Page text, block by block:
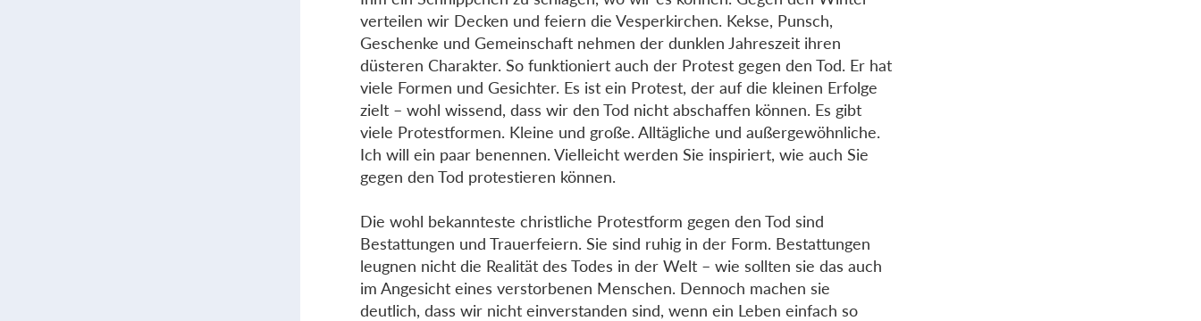
verteilen wir Decken und feiern die Vesperkirchen. Kekse, Punsch,
Geschenke und Gemeinschaft nehmen der dunklen Jahreszeit ihren
düsteren Charakter. So funktioniert auch der Protest gegen den Tod. Er hat
viele Formen und Gesichter. Es ist ein Protest, der auf die kleinen Erfolge
zielt – wohl wissend, dass wir den Tod nicht abschaffen können. Es gibt
viele Protestformen. Kleine und große. Alltägliche und außergewöhnliche.
Ich will ein paar benennen. Vielleicht werden Sie inspiriert, wie auch Sie
gegen den Tod protestieren können.
Die wohl bekannteste christliche Protestform gegen den Tod sind
Bestattungen und Trauerfeiern. Sie sind ruhig in der Form. Bestattungen
leugnen nicht die Realität des Todes in der Welt – wie sollten sie das auch
im Angesicht eines verstorbenen Menschen. Dennoch machen sie
deutlich, dass wir nicht einverstanden sind, wenn ein Leben einfach so